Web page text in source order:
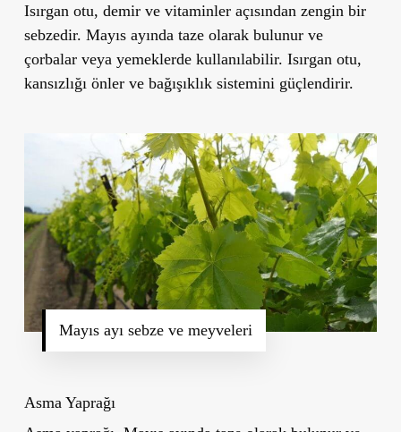
Isırgan otu, demir ve vitaminler açısından zengin bir
sebzedir. Mayıs ayında taze olarak bulunur ve
çorbalar veya yemeklerde kullanılabilir. Isırgan otu,
kansızlığı önler ve bağışıklık sistemini güçlendirir.
Mayıs ayı sebze ve meyveleri
Asma Yaprağı